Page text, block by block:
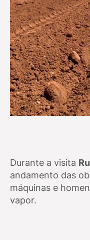
Durante a visita
andamento das
máquinas e
vapor.